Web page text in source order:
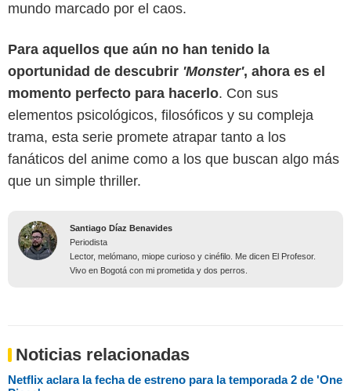
mundo marcado por el caos.
Para aquellos que aún no han tenido la
oportunidad de descubrir 'Monster', ahora es el
momento perfecto para hacerlo. Con sus
elementos psicológicos, filosóficos y su compleja
trama, esta serie promete atrapar tanto a los
fanáticos del anime como a los que buscan algo más
que un simple thriller.
Santiago Díaz Benavides
Periodista
Lector, melómano, miope curioso y cinéfilo. Me dicen El Profesor.
Vivo en Bogotá con mi prometida y dos perros.
Noticias relacionadas
Netflix aclara la fecha de estreno para la temporada 2 de 'One